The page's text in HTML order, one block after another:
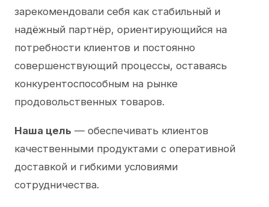
зарекомендовали себя как стабильный и
надёжный партнёр, ориентирующийся на
потребности клиентов и постоянно
совершенствующий процессы, оставаясь
конкурентоспособным на рынке
продовольственных товаров.
Наша цель — обеспечивать клиентов
качественными продуктами с оперативной
доставкой и гибкими условиями
сотрудничества.